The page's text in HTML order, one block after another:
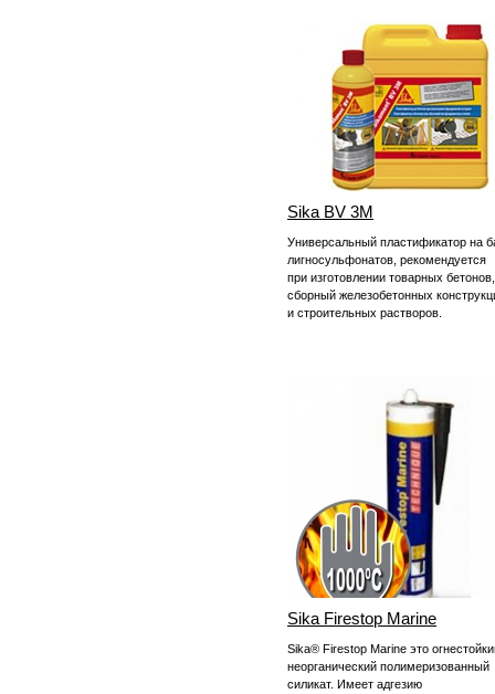
Sika BV 3M
Универсальный пластификатор на
лигносульфонатов, рекомендуется
при изготовлении товарных бетонов,
сборный железобетонных
и строительных растворов.
Sika Firestop Marine
Sika® Firestop Marine это
неорганический полимеризованный
силикат. Имеет адгезию